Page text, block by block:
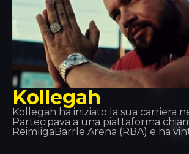
Kollegah
Kollegah ha iniziato la sua carriera
Partecipava a una piattaforma
ReimligaBarrle Arena (RBA) e ha